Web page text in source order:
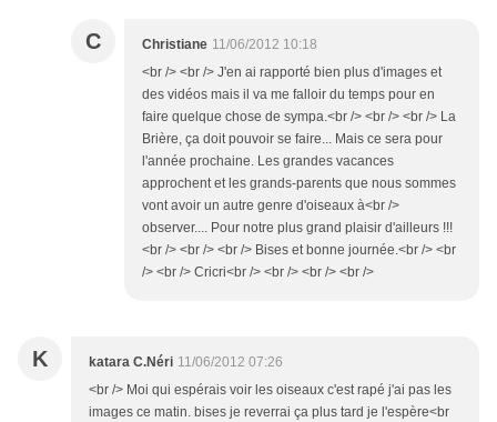
C Christiane 11/06/2012 10:18
<br /> <br /> J'en ai rapporté bien plus d'images et
des vidéos mais il va me falloir du temps pour en
faire quelque chose de sympa.<br /> <br /> <br /> La
Brière, ça doit pouvoir se faire... Mais ce sera pour
l'année prochaine. Les grandes vacances
approchent et les grands-parents que nous sommes
vont avoir un autre genre d'oiseaux à<br />
observer.... Pour notre plus grand plaisir d'ailleurs !!!
<br /> <br /> <br /> Bises et bonne journée.<br /> <br
/> <br /> Cricri<br /> <br /> <br /> <br />
K katara C.Néri 11/06/2012 07:26
<br /> Moi qui espérais voir les oiseaux c'est rapé j'ai pas les
images ce matin. bises je reverrai ça plus tard je l'espère<br